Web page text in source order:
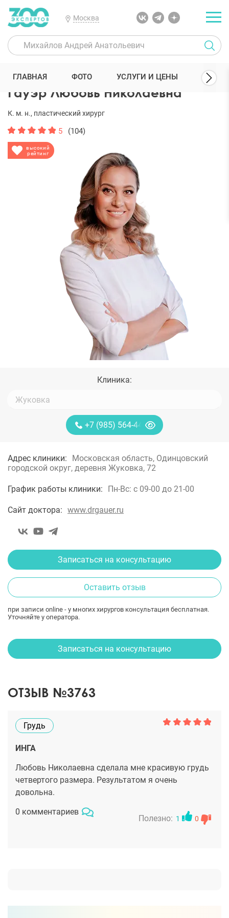
Москва
300 Экспертов Пластические хирурги Гауэр Любовь
Гауэр Любовь Николаевна
высокий
рейтинг
К. м. н., пластический хирург
5 (104)
Клиника:
+7 (985) 564-44-85
Адрес клиники:
Московская область, Одинцовский
городской округ, деревня Жуковка, 72
График работы клиники: Пн-Вс: с 09-00 до 21-00
Сайт доктора: www.drgauer.ru
Записаться на консультацию
Оставить отзыв
при записи online - у многих хирургов консультация бесплатная.
Уточняйте у оператора.
ГЛАВНАЯ ФОТО УСЛУГИ И ЦЕНЫ
Записаться на консультацию
ОТЗЫВ №3763
Грудь
ИНГА
Любовь Николаевна сделала мне красивую грудь
четвертого размера. Результатом я очень
довольна.
0 комментариев
Полезно: 1 0